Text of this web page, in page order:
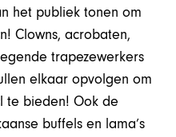
het publiek tonen om
Clowns, acrobaten,
trapezewerkers
elkaar opvolgen om
te bieden! Ook de
buffels en lama’s